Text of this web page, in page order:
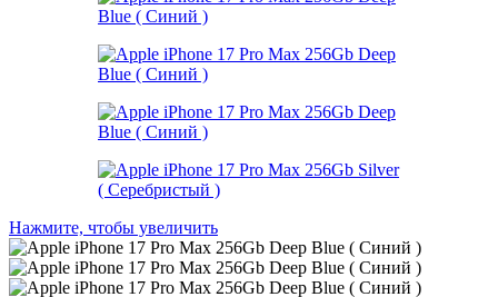
Нажмите, чтобы увеличить